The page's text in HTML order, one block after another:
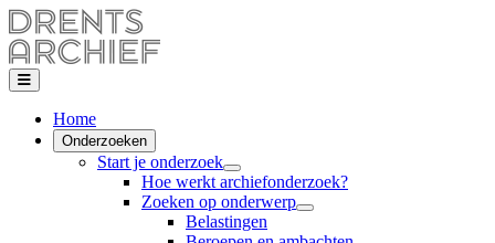
Home
Onderzoeken
Start je onderzoek
Hoe werkt archiefonderzoek?
Zoeken op onderwerp
Belastingen